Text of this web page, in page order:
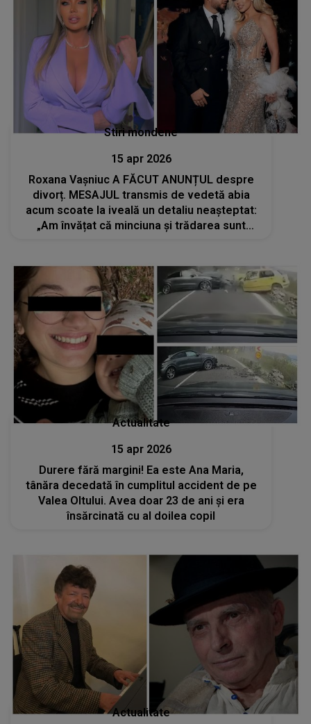
Stiri mondene
15 apr 2026
Roxana Vașniuc A FĂCUT ANUNȚUL despre
divorț. MESAJUL transmis de vedetă abia
acum scoate la iveală un detaliu neașteptat:
„Am învățat că minciuna și trădarea sunt
Actualitate
15 apr 2026
Durere fără margini! Ea este Ana Maria,
tânăra decedată în cumplitul accident de pe
Valea Oltului. Avea doar 23 de ani și era
însărcinată cu al doilea copil
Actualitate